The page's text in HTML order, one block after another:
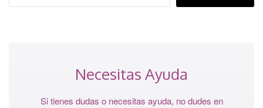
Necesitas Ayuda
Si tienes dudas o necesitas ayuda, no dudes en